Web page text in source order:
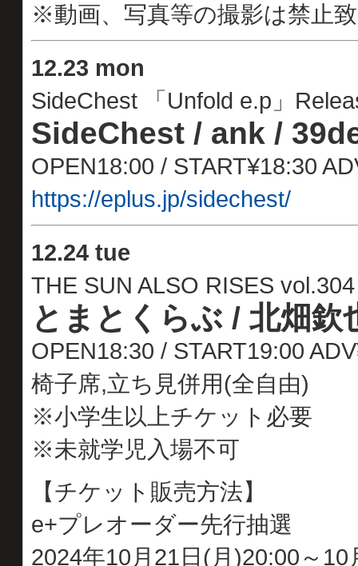
※動画、写真等の撮影は禁止
12.23 mon
SideChest 「Unfold e.p」
SideChest / ank /
OPEN18:00 / START¥18:30
https://eplus.jp/sidechest/
12.24 tue
THE SUN ALSO RISES vol.304
とまとくらぶ / 北畑欽
OPEN18:30 / START19:00
椅子席,立ち見併用(全自由)
※小学生以上チケット必要
※未就学児入場不可
【チケット販売方法】
e+プレオーダー先行抽選
2024年10月21日(月)20:00～10